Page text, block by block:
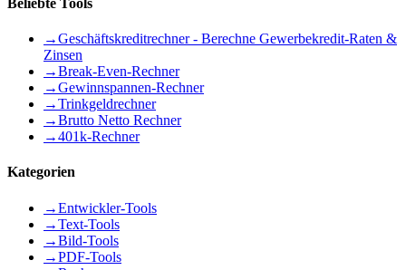
Beliebte Tools
→Geschäftskreditrechner - Berechne Gewerbekredit-Raten &
Zinsen
→Break-Even-Rechner
→Gewinnspannen-Rechner
→Trinkgeldrechner
→Brutto Netto Rechner
→401k-Rechner
Kategorien
→Entwickler-Tools
→Text-Tools
→Bild-Tools
→PDF-Tools